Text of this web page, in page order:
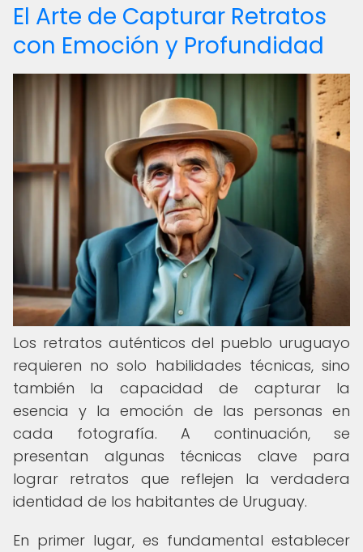
El Arte de Capturar Retratos
con Emoción y Profundidad
Los retratos auténticos del pueblo uruguayo
requieren no solo habilidades técnicas, sino
también la capacidad de capturar la
esencia y la emoción de las personas en
cada fotografía. A continuación, se
presentan algunas técnicas clave para
lograr retratos que reflejen la verdadera
identidad de los habitantes de Uruguay.
En primer lugar, es fundamental establecer